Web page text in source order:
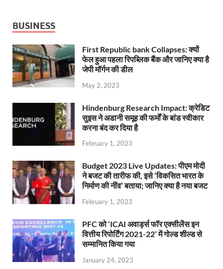
BUSINESS
First Republic bank Collapses: क्यों
फेल हुआ पहला रिपब्लिक बैंक और जानिए क्या है
जेपी मॉर्गन की डील
May 2, 2023
Hindenburg Research Impact: क्रेडिट
सुइस ने अडानी समूह की फर्मों के बांड स्वीकार
करना बंद कर दिया है
February 1, 2023
Budget 2023 Live Updates: पीएम मोदी
ने बजट की तारीफ की, इसे ‘विकसित भारत के
निर्माण की नींव’ बताया; जानिए क्या है नया बजट
February 1, 2023
PFC को ‘ICAI अवार्ड्स फॉर एक्सीलेंस इन
वित्तीय रिपोर्टिंग 2021-22’ में गोल्ड शील्ड से
सम्मानित किया गया
January 24, 2023